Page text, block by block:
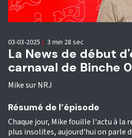
La News de début
carnaval de Binche
Mike sur NRJ
03-03-2025 | 3 min 28 sec
Résumé de l’épisode
Chaque jour, Mike fouille l'actu à la
plus insolites, aujourd'hui on parle